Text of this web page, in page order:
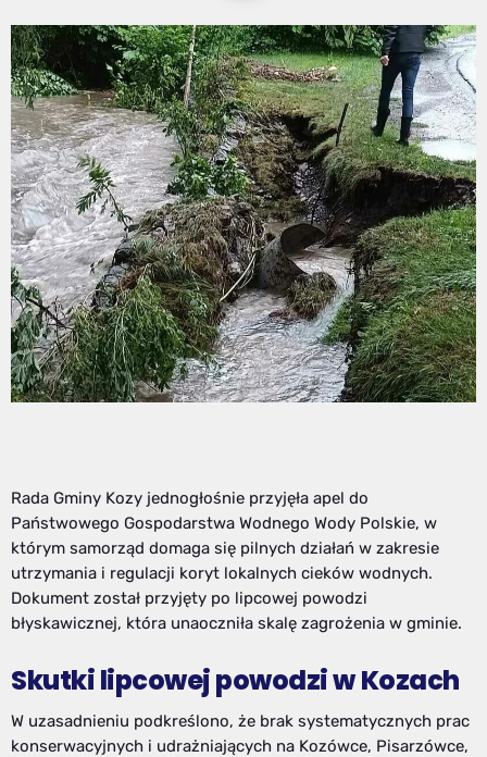
Rada Gminy Kozy jednogłośnie przyjęła apel do
Państwowego Gospodarstwa Wodnego Wody Polskie, w
którym samorząd domaga się pilnych działań w zakresie
utrzymania i regulacji koryt lokalnych cieków wodnych.
Dokument został przyjęty po lipcowej powodzi
błyskawicznej, która unaoczniła skalę zagrożenia w gminie.
Skutki lipcowej powodzi w Kozach
W uzasadnieniu podkreślono, że brak systematycznych prac
konserwacyjnych i udrażniających na Kozówce, Pisarzówce,